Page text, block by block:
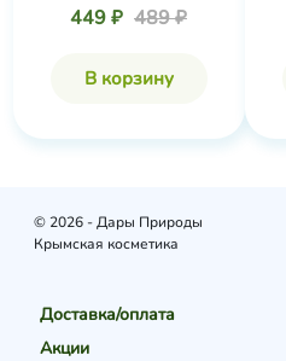
449 ₽ 489 ₽
В корзину
© 2026 - Дары Природы
Крымская косметика
Доставка/оплата
Акции